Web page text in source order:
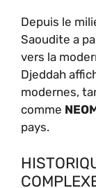
Depuis le
Saoudite a
vers la
Djeddah
modernes,
comme
pays.